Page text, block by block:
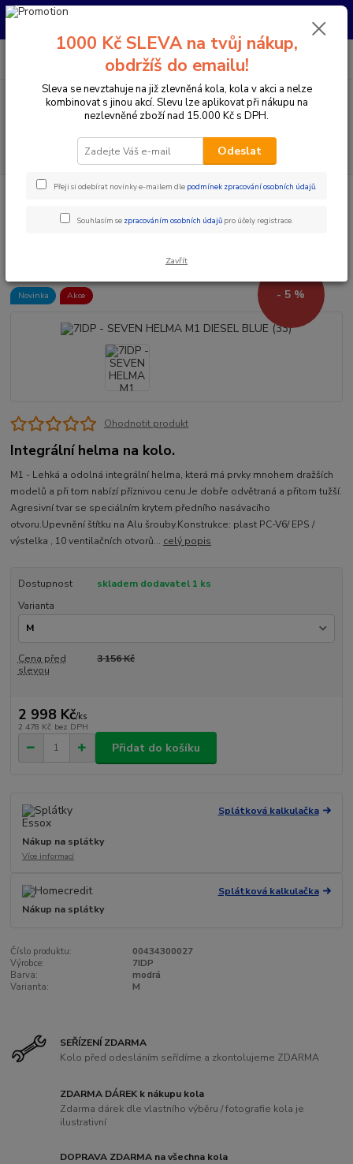
Pro nachystání kola / doplňků na prodejně si prosím zavolejte dopředu.
Menu
CZK
PO-PÁ 10:00-17:00 | SO: 9:00-12:00
Doplňky a helmy Cyklistické helmy Integrální helmy
Novinka Akce - 5 %
Ohodnotit produkt
Integrální helma na kolo.
M1 - Lehká a odolná integrální helma, která má prvky mnohem dražších
modelů a při tom nabízí příznivou cenu.Je dobře odvětraná a přitom tužší.
Agresivní tvar se speciálním krytem předního nasávacího
otvoru.Upevnění štítku na Alu šrouby.Konstrukce: plast PC-V6/ EPS /
výstelka , 10 ventilačních otvorů... celý popis
Dostupnost
skladem dodavatel 1 ks
Varianta
Cena před
slevou
3 156 Kč
2 998 Kč/ks
2 478 Kč bez DPH
Přidat do košíku
Splátková kalkulačka
Nákup na splátky
Více informací
Splátková kalkulačka
Nákup na splátky
Číslo produktu:
00434300027
Výrobce:
7IDP
Barva:
modrá
Varianta:
M
SEŘÍZENÍ ZDARMA
Kolo před odesláním seřídíme a zkontolujeme ZDARMA
ZDARMA DÁREK k nákupu kola
Zdarma dárek dle vlastního výběru / fotografie kola je
ilustrativní
DOPRAVA ZDARMA na všechna kola
1000 Kč SLEVA na tvůj nákup,
obdržíš do emailu!
Sleva se nevztahuje na již zlevněná kola, kola v akci a nelze
kombinovat s jinou akcí. Slevu lze aplikovat při nákupu na
nezlevněné zboží nad 15.000 Kč s DPH.
Odeslat
Přeji si odebírat novinky e-mailem dle podmínek zpracování osobních údajů.
Souhlasím se zpracováním osobních údajů pro účely registrace.
Zavřít